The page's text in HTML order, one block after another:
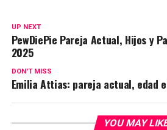
UP NEXT
PewDiePie Pareja Actual, Hijos y
2025
DON'T MISS
Emilia Attias: pareja actual, edad
YOU MAY